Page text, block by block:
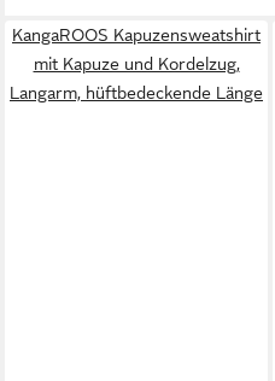
KangaROOS Kapuzensweatshirt
mit Kapuze und Kordelzug,
Langarm, hüftbedeckende Länge